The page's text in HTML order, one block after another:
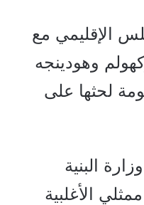
الإقليمي مع
وهودينجه
لحثها على
البنية
الأغلبية